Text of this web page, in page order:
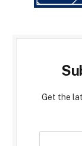
Get the